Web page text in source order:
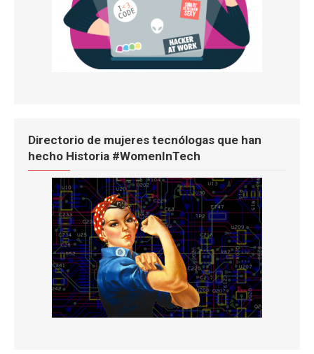
Directorio de mujeres tecnólogas que han
hecho Historia #WomenInTech